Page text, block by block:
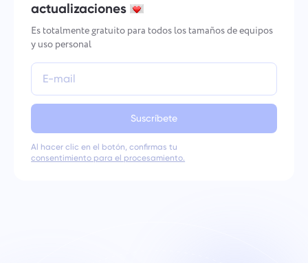
actualizaciones
Es totalmente gratuito para todos los tamaños de equipos
y uso personal
Suscríbete
Al hacer clic en el botón, confirmas tu
consentimiento para el procesamiento.